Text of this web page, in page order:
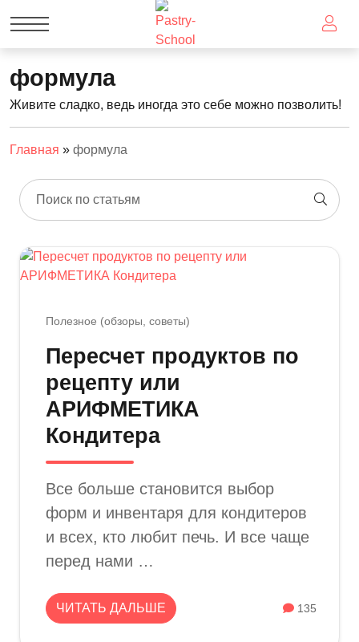
формула
Живите сладко, ведь иногда это себе можно позволить!
Главная » формула
Поиск по статьям
Полезное (обзоры, советы)
Пересчет продуктов по
рецепту или
АРИФМЕТИКА
Кондитера
Все больше становится выбор
форм и инвентаря для кондитеров
и всех, кто любит печь. И все чаще
перед нами …
ЧИТАТЬ ДАЛЬШЕ 135